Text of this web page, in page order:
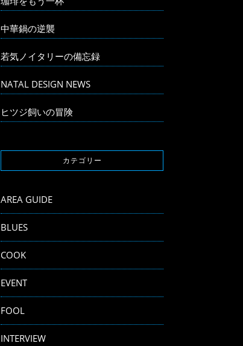
中華鍋の逆襲
若気ノイタリーの備忘録
NATAL DESIGN NEWS
ヒツジ飼いの冒険
カテゴリー
AREA GUIDE
BLUES
COOK
EVENT
FOOL
INTERVIEW